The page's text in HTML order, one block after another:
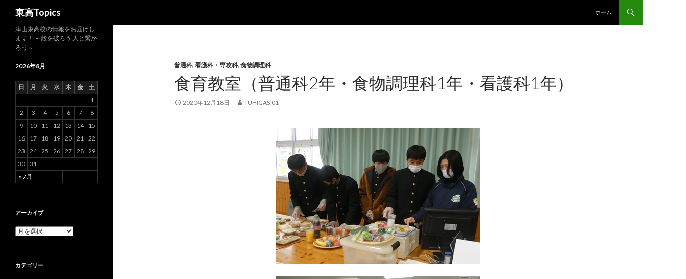
東高Topics
ホーム
普通科, 看護科・専攻科, 食物調理科
食育教室（普通科2年・食物調理科1年・看護科1年）
2020年12月18日 TUHIGASI01
津山東高校の情報をお届けし
ます！ ～殻を破ろう 人と繋が
ろう～
2026年8月
日 月 火 水 木 金 土
« 7月
1
2
3 4 5 6 7
8
9
10 11 12 13 14
15
16
17 18 19 20 21 22
23
24 25 26 27 28 29
30 31
アーカイブ
ア
ブ
カテゴリー